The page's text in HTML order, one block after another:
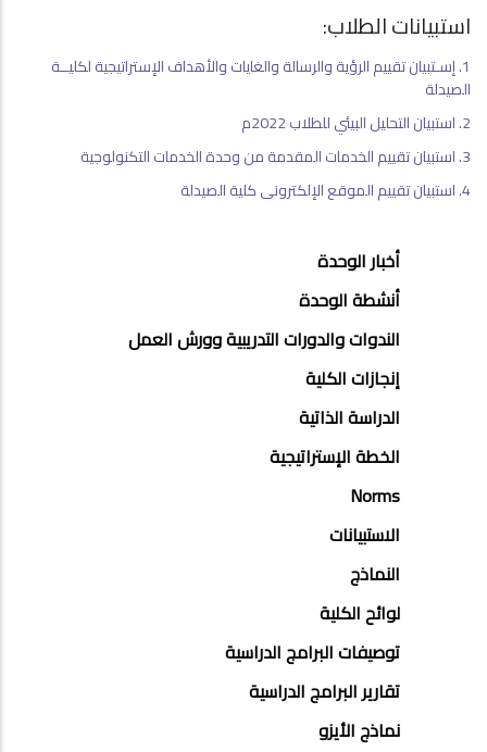
استبيانات الطلاب:
1. إسـتبيان تقييم الرؤية والرسالة والغايات والأهداف الإستراتيجية لكليــة
الصيدلة
2. استبيان التحليل البيئي للطلاب 2022م
3. استبيان تقييم الخدمات المقدمة من وحدة الخدمات التكنولوجية
4. استبيان تقييم الموقع الإلكترونى كلية الصيدلة
أخبار الوحدة
أنشطة الوحدة
الندوات والدورات التدريبية وورش العمل
إنجازات الكلية
الدراسة الذاتية
الخطة الإستراتيجية
Norms
الاستبيانات
النماذج
لوائح الكلية
توصيفات البرامج الدراسية
تقارير البرامج الدراسية
نماذج الأيزو